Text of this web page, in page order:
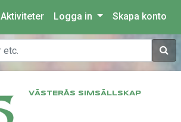
Aktiviteter Logga in Skapa konto
Sök
VÄSTERÅS SIMSÄLLSKAP